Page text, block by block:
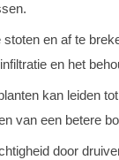
en af te
en het
kan leiden
van een betere
door